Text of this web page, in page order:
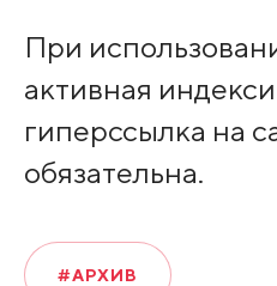
При
активная
гиперссылка на
обязательна.
#АРХИВ